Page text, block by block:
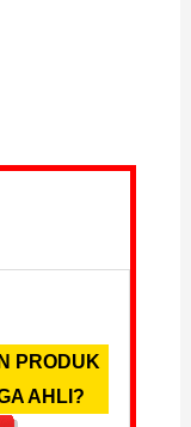
PRODUK
AHLI?